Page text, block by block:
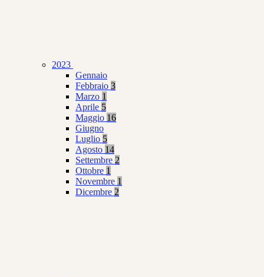
2023
Gennaio
Febbraio 3
Marzo 1
Aprile 5
Maggio 16
Giugno
Luglio 5
Agosto 14
Settembre 2
Ottobre 1
Novembre 1
Dicembre 2